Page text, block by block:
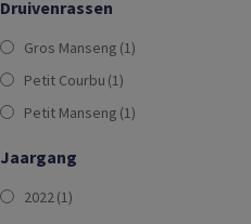
Druivenrassen
Gros Manseng (1)
Petit Courbu (1)
Petit Manseng (1)
Jaargang
2022(1)